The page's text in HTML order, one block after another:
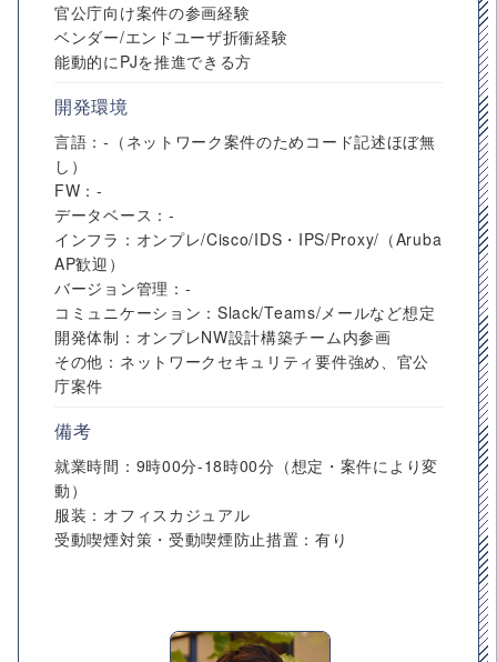
官公庁向け案件の参画経験
ベンダー/エンドユーザ折衝経験
能動的にPJを推進できる方
開発環境
言語：‐（ネットワーク案件のためコード記述ほぼ無
し）
FW：‐
データベース：‐
インフラ：オンプレ/Cisco/IDS・IPS/Proxy/（Aruba
AP歓迎）
バージョン管理：‐
コミュニケーション：Slack/Teams/メールなど想定
開発体制：オンプレNW設計構築チーム内参画
その他：ネットワークセキュリティ要件強め、官公
庁案件
備考
就業時間：9時00分-18時00分（想定・案件により変
動）
服装：オフィスカジュアル
受動喫煙対策・受動喫煙防止措置：有り